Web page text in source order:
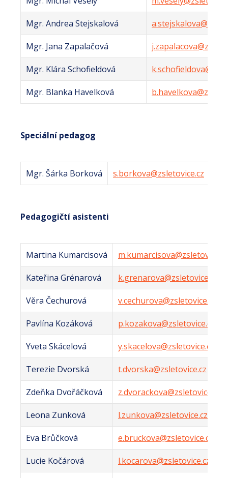
Mgr. Andrea Stejskalová
Mgr. Jana Zapalačová
Mgr. Klára Schofieldová
Mgr. Blanka Havelková
Speciální pedagog
Mgr. Šárka Borková s.borkova@zsletovice.cz
Pedagogičtí asistenti
Martina Kumarcisová m.kumarcisova@zsletovice.cz
Kateřina Grénarová k.grenarova@zsletovice.cz
Věra Čechurová v.cechurova@zsletovice.cz
Pavlína Kozáková p.kozakova@zsletovice.cz
Yveta Skácelová y.skacelova@zsletovice.cz
Terezie Dvorská t.dvorska@zsletovice.cz
Zdeňka Dvořáčková z.dvorackova@zsletovice.cz
Leona Zunková l.zunkova@zsletovice.cz
Eva Brůčková e.bruckova@zsletovice.cz
Lucie Kočárová l.kocarova@zsletovice.cz